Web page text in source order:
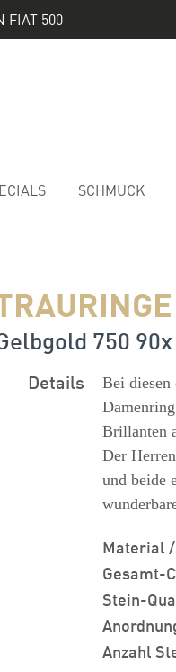
FIAT 500
SCHMUCK
750
Details
Bei
Brillanten
Der
und beide
Material
Gesamt-
Stein-
Anzahl